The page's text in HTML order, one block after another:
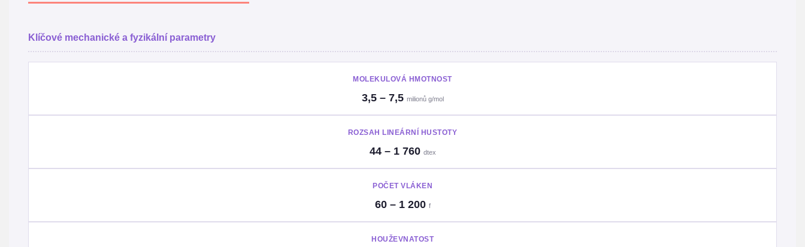
Klíčové mechanické a fyzikální parametry
MOLEKULOVÁ HMOTNOST
3,5 – 7,5 milionů g/mol
ROZSAH LINEÁRNÍ HUSTOTY
44 – 1 760 dtex
POČET VLÁKEN
60 – 1 200 f
HOUŽEVNATOST